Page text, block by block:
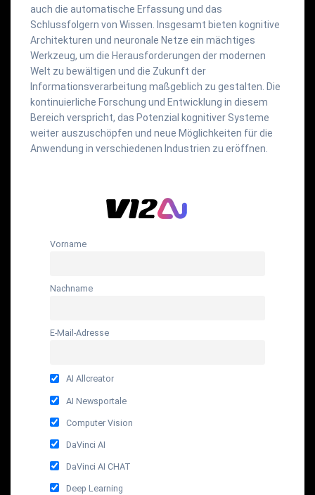
auch die automatische Erfassung und das
Schlussfolgern von Wissen. Insgesamt bieten kognitive
Architekturen und neuronale Netze ein mächtiges
Werkzeug, um die Herausforderungen der modernen
Welt zu bewältigen und die Zukunft der
Informationsverarbeitung maßgeblich zu gestalten. Die
kontinuierliche Forschung und Entwicklung in diesem
Bereich verspricht, das Potenzial kognitiver Systeme
weiter auszuschöpfen und neue Möglichkeiten für die
Anwendung in verschiedenen Industrien zu eröffnen.
Vorname
Nachname
E-Mail-Adresse
AI Allcreator
AI Newsportale
Computer Vision
DaVinci AI
DaVinci AI CHAT
Deep Learning